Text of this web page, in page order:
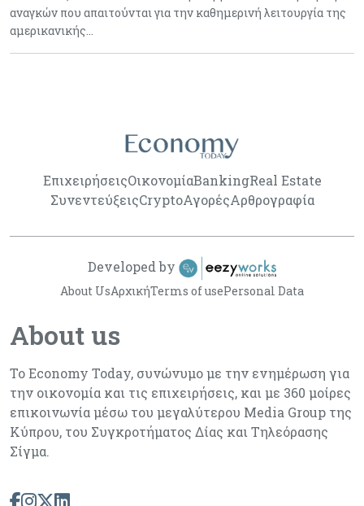
αναγκών που απαιτούνται για την καθημερινή λειτουργία της
αμερικανικής…
ΕπιχειρήσειςΟικονομίαBankingReal Estate
ΣυνεντεύξειςCryptoΑγορέςΑρθρογραφία
About us
Το Economy Today, συνώνυμο με την ενημέρωση για
την οικονομία και τις επιχειρήσεις, και με 360 μοίρες
επικοινωνία μέσω του μεγαλύτερου Media Group της
Κύπρου, του Συγκροτήματος Δίας και Τηλεόρασης
Σίγμα.
About UsΑρχικήTerms of usePersonal Data
Developed by